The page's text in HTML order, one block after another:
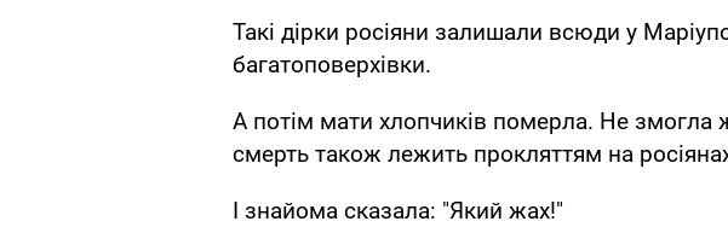
Такі дірки росіяни залишали всюди у
багатоповерхівки.
А потім мати хлопчиків померла. Не змогла
смерть також лежить прокляттям на
І знайома сказала: "Який жах!"